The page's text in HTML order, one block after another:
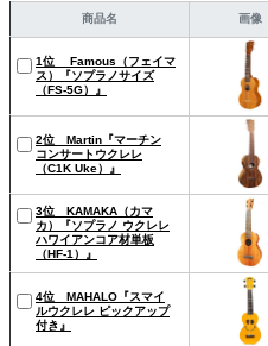
商品名 画像
1位 Famous（フェイマ
ス）『ソプラノサイズ
（FS-5G）』
2位 Martin『マーチン
コンサートウクレレ
（C1K Uke）』
3位 KAMAKA（カマ
カ）『ソプラノ ウクレレ
ハワイアンコア材単板
（HF-1）』
4位 MAHALO『スマイ
ルウクレレ ピックアップ
付き』